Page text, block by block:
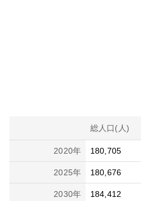
総人口(人)
2020年 180,705
2025年 180,676
2030年 184,412